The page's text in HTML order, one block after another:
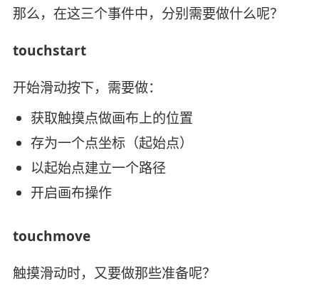
那么，在这三个事件中，分别需要做什么呢？
touchstart
开始滑动按下，需要做：
获取触摸点做画布上的位置
存为一个点坐标（起始点）
以起始点建立一个路径
开启画布操作
touchmove
触摸滑动时，又要做那些准备呢？